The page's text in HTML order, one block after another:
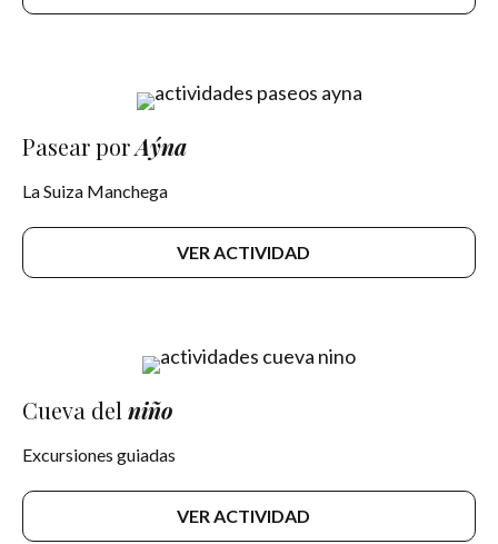
Pasear porAýna
La Suiza Manchega
VER ACTIVIDAD
Cueva del niño
Excursiones guiadas
VER ACTIVIDAD